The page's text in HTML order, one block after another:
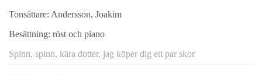
Tonsättare: Andersson, Joakim
Besättning: röst och piano
Spinn, spinn, kära dotter, jag köper dig ett par skor